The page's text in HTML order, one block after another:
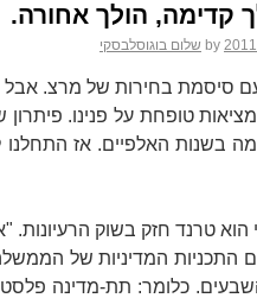
קדימה, הולך אחורה.
by שלום בוגוסלבסקי
סיסמת בחירות של מרצ. אבל
טופחת על פנינו.
בשנות האלפיים. אז התחלנו
הוא טרנד חזק בשוק
התכניות המדיניות של
כלומר: תת-מדינה